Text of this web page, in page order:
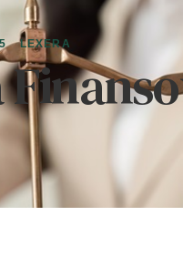
LEXERA